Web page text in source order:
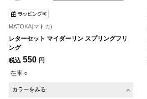
MATOKA(マトカ)
レターセット マイダーリン スプリングフリ
ング
税込 550 円
在庫 ○
カラーをみる